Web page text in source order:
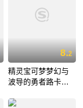
8.2
精灵宝可梦梦幻与
波导的勇者路卡利